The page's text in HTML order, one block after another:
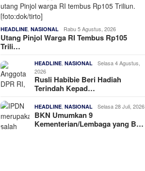
HEADLINE ,NASIONAL Rabu 5 Agustus, 2026
Utang Pinjol Warga RI Tembus Rp105
Trili…
HEADLINE ,NASIONAL
Selasa 4 Agustus,
2026
Rusli Habibie Beri Hadiah
Terindah Kepad…
HEADLINE ,NASIONAL Selasa 28 Juli, 2026
BKN Umumkan 9
Kementerian/Lembaga yang B…